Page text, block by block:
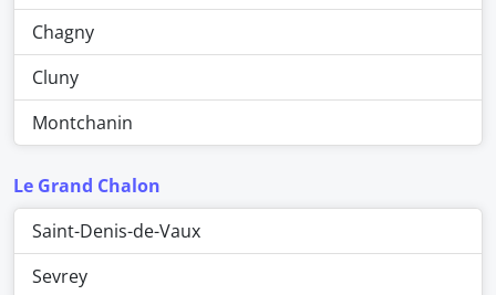
Chagny
Cluny
Montchanin
Le Grand Chalon
Saint-Denis-de-Vaux
Sevrey